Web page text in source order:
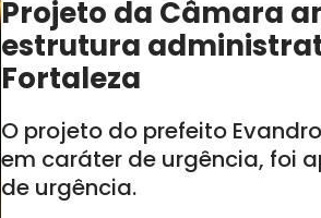
Projeto da Câmara
estrutura
Fortaleza
O projeto do prefeito
em caráter de urgência, foi
de urgência.